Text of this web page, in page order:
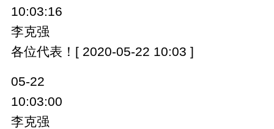
10:03:16
李克强
各位代表！[ 2020-05-22 10:03 ]
05-22
10:03:00
李克强